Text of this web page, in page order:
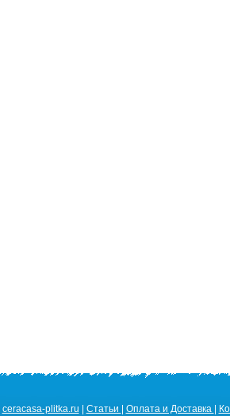
ceracasa-plitka.ru Статьи Оплата и Доставка